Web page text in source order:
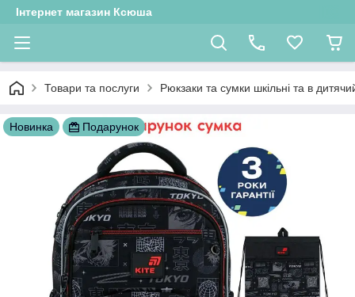
Інтернет магазин Ксюша
Товари та послуги Рюкзаки та сумки шкільні та в
Новинка Подарунок